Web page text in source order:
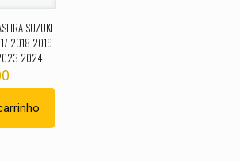
SUZUKI
2018 2019
2024